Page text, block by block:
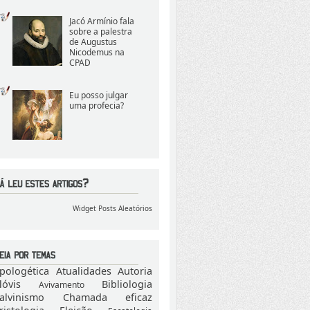
Jacó Armínio fala
sobre a palestra
de Augustus
Nicodemus na
CPAD
Eu posso julgar
uma profecia?
Widget Posts Aleatórios
Atualidades Autoria
Avivamento
Bibliologia
Chamada eficaz